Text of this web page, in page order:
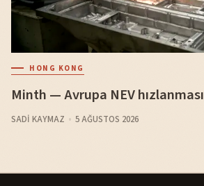
HONG KONG
Minth — Avrupa NEV hızlanması
SADI KAYMAZ 5 AĞUSTOS 2026